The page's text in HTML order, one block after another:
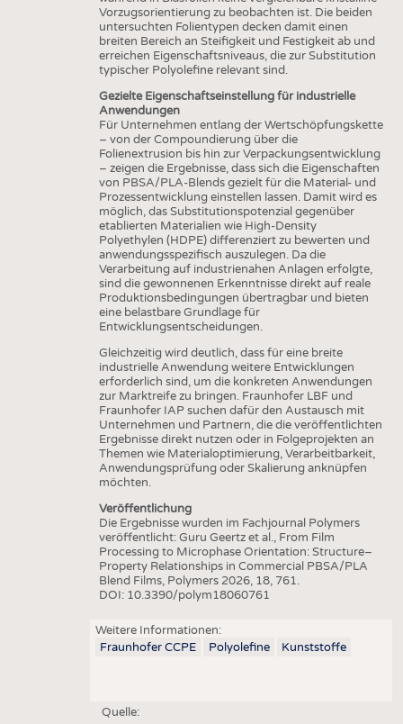
AUSSCHREIBUNGEN
DTV AUSSCHREIBUNGSDIENST
FAKTEN
STATISTICS
ADRESSEN & LINKS
PUBLIKATIONEN
TERMINE
BRANCHENTERMINE
Vorzugsorientierung zu beobachten ist. Die beiden
untersuchten Folientypen decken damit einen
breiten Bereich an Steifigkeit und Festigkeit ab und
erreichen Eigenschaftsniveaus, die zur Substitution
typischer Polyolefine relevant sind.
Gezielte Eigenschaftseinstellung für industrielle
Anwendungen
Für Unternehmen entlang der Wertschöpfungskette
– von der Compoundierung über die
Folienextrusion bis hin zur Verpackungsentwicklung
– zeigen die Ergebnisse, dass sich die Eigenschaften
von PBSA/PLA-Blends gezielt für die Material- und
Prozessentwicklung einstellen lassen. Damit wird es
möglich, das Substitutionspotenzial gegenüber
etablierten Materialien wie High-Density
Polyethylen (HDPE) differenziert zu bewerten und
anwendungsspezifisch auszulegen. Da die
Verarbeitung auf industrienahen Anlagen erfolgte,
sind die gewonnenen Erkenntnisse direkt auf reale
Produktionsbedingungen übertragbar und bieten
eine belastbare Grundlage für
Entwicklungsentscheidungen.
Gleichzeitig wird deutlich, dass für eine breite
industrielle Anwendung weitere Entwicklungen
erforderlich sind, um die konkreten Anwendungen
zur Marktreife zu bringen. Fraunhofer LBF und
Fraunhofer IAP suchen dafür den Austausch mit
Unternehmen und Partnern, die die veröffentlichten
Ergebnisse direkt nutzen oder in Folgeprojekten an
Themen wie Materialoptimierung, Verarbeitbarkeit,
Anwendungsprüfung oder Skalierung anknüpfen
möchten.
Veröffentlichung
Die Ergebnisse wurden im Fachjournal Polymers
veröffentlicht: Guru Geertz et al., From Film
Processing to Microphase Orientation: Structure–
Property Relationships in Commercial PBSA/PLA
Blend Films, Polymers 2026, 18, 761.
DOI: 10.3390/polym18060761
Weitere Informationen:
Fraunhofer CCPE
Polyolefine Kunststoffe
Quelle: